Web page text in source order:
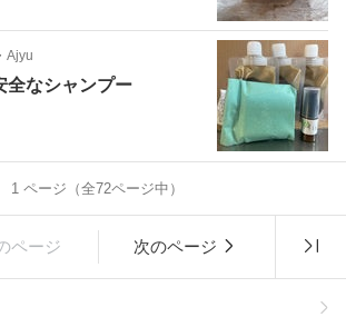
・ Ajyu
なシャンプー
1ページ（全72ページ中）
ページ 次のページ